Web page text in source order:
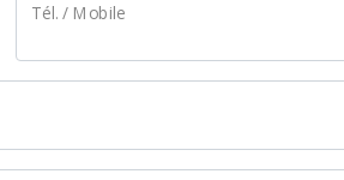
Tél. / Mobile